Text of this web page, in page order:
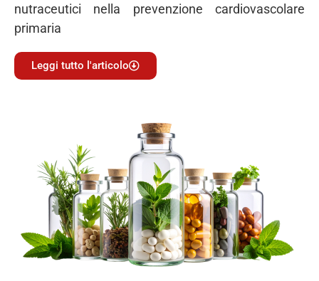
nutraceutici nella prevenzione cardiovascolare
primaria
Leggi tutto l'articolo